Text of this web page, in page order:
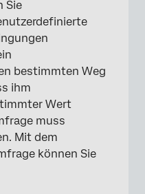
Sie
bestimmten Weg
ihm
Wert
muss
Mit dem
können Sie